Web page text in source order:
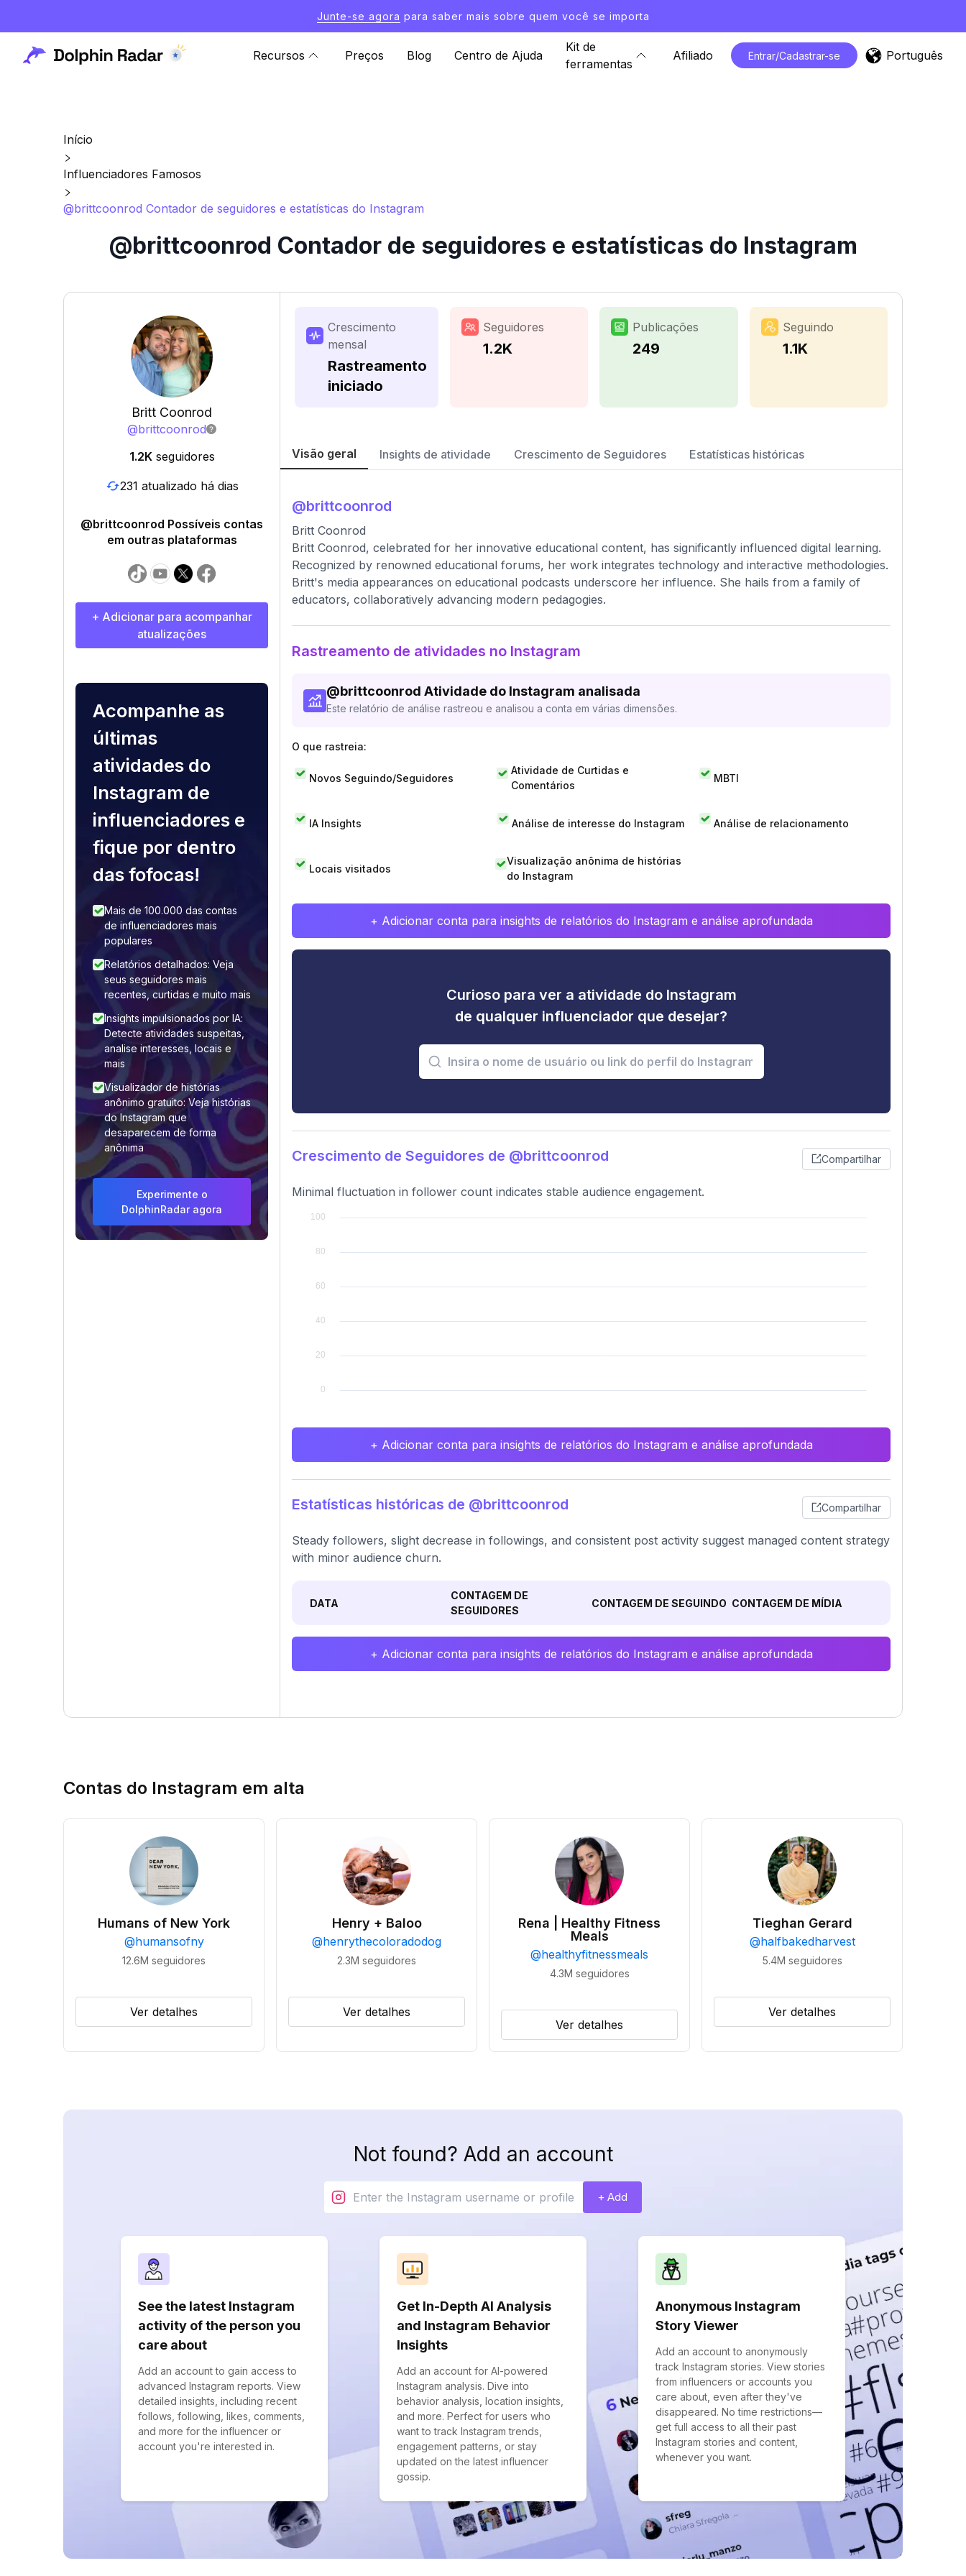
Junte-se agora para saber mais sobre quem você se importa
Recursos Preços Blog Centro de Ajuda
Kit de
ferramentas
Afiliado Entrar/Cadastrar-se Português
Início
Influenciadores Famosos
@brittcoonrod Contador de seguidores e estatísticas do Instagram
@brittcoonrod Contador de seguidores e estatísticas do Instagram
Britt Coonrod
@brittcoonrod
1.2K seguidores
231 atualizado há dias
@brittcoonrod Possíveis contas
em outras plataformas
+ Adicionar para acompanhar
atualizações
Acompanhe as
últimas
atividades do
Instagram de
influenciadores e
fique por dentro
das fofocas!
Mais de 100.000 das contas
de influenciadores mais
populares
Relatórios detalhados: Veja
seus seguidores mais
recentes, curtidas e muito mais
Insights impulsionados por IA:
Detecte atividades suspeitas,
analise interesses, locais e
mais
Visualizador de histórias
anônimo gratuito: Veja histórias
do Instagram que
desaparecem de forma
anônima
Experimente o
DolphinRadar agora
Crescimento
mensal
Rastreamento
iniciado
Seguidores
1.2K
Publicações
249
Seguindo
1.1K
Visão geral Insights de atividade Crescimento de Seguidores Estatísticas históricas
@brittcoonrod
Britt Coonrod
Britt Coonrod, celebrated for her innovative educational content, has significantly influenced digital learning.
Recognized by renowned educational forums, her work integrates technology and interactive methodologies.
Britt's media appearances on educational podcasts underscore her influence. She hails from a family of
educators, collaboratively advancing modern pedagogies.
Rastreamento de atividades no Instagram
@brittcoonrod Atividade do Instagram analisada
Este relatório de análise rastreou e analisou a conta em várias dimensões.
O que rastreia:
Novos Seguindo/Seguidores
Atividade de Curtidas e
Comentários
MBTI
IA Insights Análise de interesse do Instagram Análise de relacionamento
Locais visitados
Visualização anônima de histórias
do Instagram
+ Adicionar conta para insights de relatórios do Instagram e análise aprofundada
Curioso para ver a atividade do Instagram
de qualquer influenciador que desejar?
Crescimento de Seguidores de @brittcoonrod Compartilhar
Minimal fluctuation in follower count indicates stable audience engagement.
+ Adicionar conta para insights de relatórios do Instagram e análise aprofundada
Estatísticas históricas de @brittcoonrod Compartilhar
Steady followers, slight decrease in followings, and consistent post activity suggest managed content strategy
with minor audience churn.
DATA
CONTAGEM DE
SEGUIDORES
CONTAGEM DE SEGUINDO CONTAGEM DE MÍDIA
+ Adicionar conta para insights de relatórios do Instagram e análise aprofundada
Contas do Instagram em alta
Humans of New York
@humansofny
12.6M seguidores
Ver detalhes
Henry + Baloo
@henrythecoloradodog
2.3M seguidores
Ver detalhes
Rena | Healthy Fitness
Meals
@healthyfitnessmeals
4.3M seguidores
Ver detalhes
Tieghan Gerard
@halfbakedharvest
5.4M seguidores
Ver detalhes
Not found? Add an account
+ Add
See the latest Instagram
activity of the person you
care about
Add an account to gain access to
advanced Instagram reports. View
detailed insights, including recent
follows, following, likes, comments,
and more for the influencer or
account you're interested in.
Get In-Depth AI Analysis
and Instagram Behavior
Insights
Add an account for AI-powered
Instagram analysis. Dive into
behavior analysis, location insights,
and more. Perfect for users who
want to track Instagram trends,
engagement patterns, or stay
updated on the latest influencer
gossip.
Anonymous Instagram
Story Viewer
Add an account to anonymously
track Instagram stories. View stories
from influencers or accounts you
care about, even after they've
disappeared. No time restrictions—
get full access to all their past
Instagram stories and content,
whenever you want.